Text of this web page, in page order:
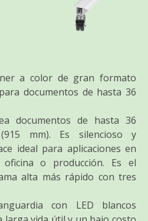
a color de gran formato
documentos de hasta 36
documentos de hasta 36
mm). Es silencioso y
ideal para aplicaciones en
o producción. Es el
alta más rápido con tres
con LED blancos